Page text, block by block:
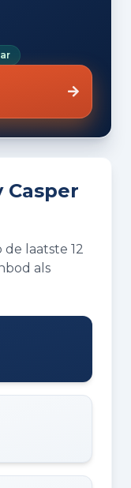
Casper
laatste 12
als